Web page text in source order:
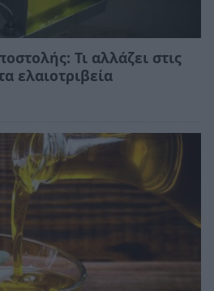
Τι αλλάζει στις
ελαιοτριβεία